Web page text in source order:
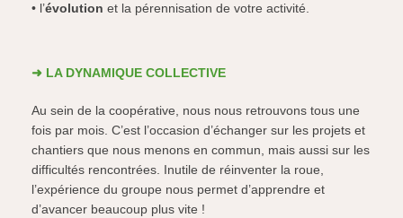
• l’évolution et la pérennisation de votre activité.
➜ LA DYNAMIQUE COLLECTIVE
Au sein de la coopérative, nous nous retrouvons tous une
fois par mois. C’est l’occasion d’échanger sur les projets et
chantiers que nous menons en commun, mais aussi sur les
difficultés rencontrées. Inutile de réinventer la roue,
l’expérience du groupe nous permet d’apprendre et
d’avancer beaucoup plus vite !